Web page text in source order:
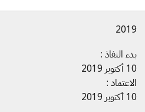
النفاذ :
: